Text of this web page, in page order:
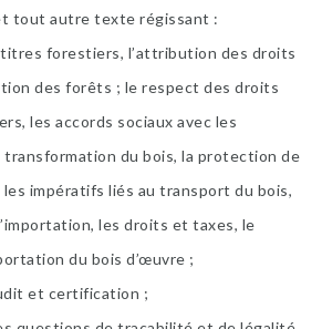
tout autre texte régissant :
forestiers, l’attribution des droits
des forêts ; le respect des droits
les accords sociaux avec les
transformation du bois, la protection de
les impératifs liés au transport du bois,
les droits et taxes, le
du bois d’œuvre ;
et certification ;